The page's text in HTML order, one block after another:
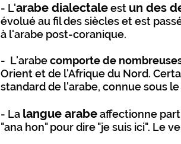
- L'arabe dialectaleest un des
évolué au fil des siècles et est
à l'arabe post-coranique.
- L'arabecomporte de
Orient et de l'Afrique du Nord.
standard de l'arabe, connue sous
- La langue arabeaffectionne
"ana hon" pour dire "je suis ici". Le